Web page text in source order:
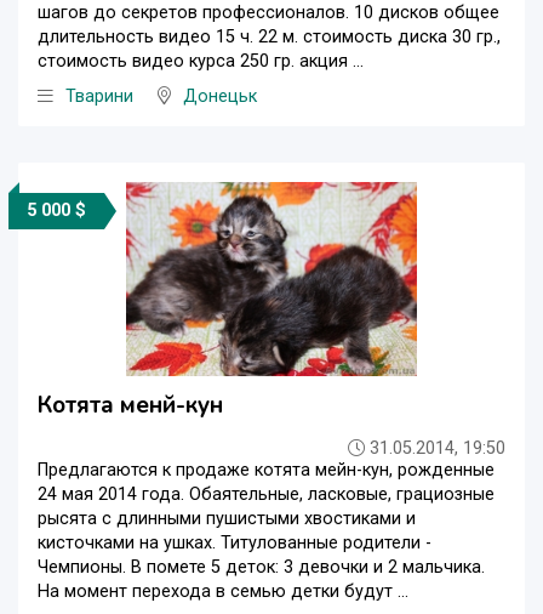
шагов до секретов профессионалов. 10 дисков общее
длительность видео 15 ч. 22 м. стоимость диска 30 гр.,
стоимость видео курса 250 гр. акция ...
Тварини
Донецьк
5 000 $
Котята менй-кун
31.05.2014, 19:50
Предлагаются к продаже котята мейн-кун, рожденные
24 мая 2014 года. Обаятельные, ласковые, грациозные
рысята с длинными пушистыми хвостиками и
кисточками на ушках. Титулованные родители -
Чемпионы. В помете 5 деток: 3 девочки и 2 мальчика.
На момент перехода в семью детки будут ...